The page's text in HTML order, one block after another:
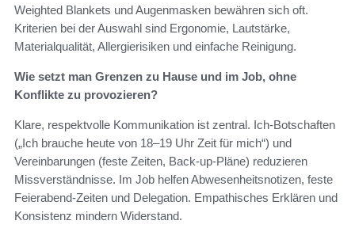
Weighted Blankets und Augenmasken bewähren sich oft.
Kriterien bei der Auswahl sind Ergonomie, Lautstärke,
Materialqualität, Allergierisiken und einfache Reinigung.
Wie setzt man Grenzen zu Hause und im Job, ohne
Konflikte zu provozieren?
Klare, respektvolle Kommunikation ist zentral. Ich‑Botschaften
(„Ich brauche heute von 18–19 Uhr Zeit für mich“) und
Vereinbarungen (feste Zeiten, Back‑up‑Pläne) reduzieren
Missverständnisse. Im Job helfen Abwesenheitsnotizen, feste
Feierabend‑Zeiten und Delegation. Empathisches Erklären und
Konsistenz mindern Widerstand.